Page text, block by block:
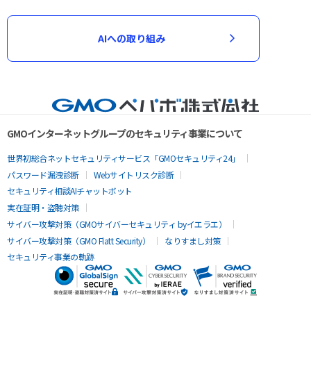
AIへの取り組み
GMOインターネットグループのセキュリティ事業について
世界初総合ネットセキュリティサービス「GMOセキュリティ24」
パスワード漏洩診断
Webサイトリスク診断
セキュリティ相談AIチャットボット
実在証明・盗聴対策
サイバー攻撃対策（GMOサイバーセキュリティ byイエラエ）
サイバー攻撃対策（GMO Flatt Security）
なりすまし対策
セキュリティ事業の軌跡